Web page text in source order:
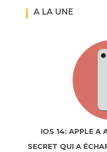
A LA UNE
IOS 14: APPLE A
SECRET QUI A